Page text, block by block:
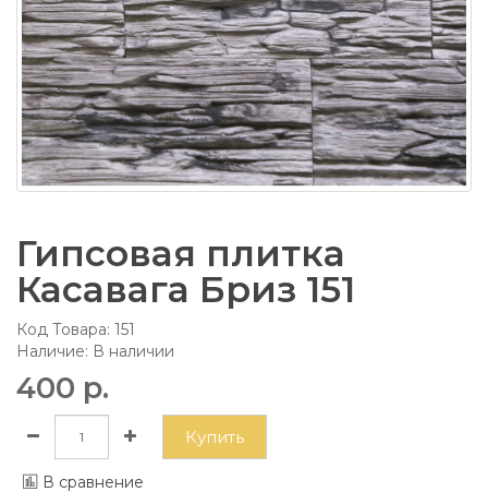
Гипсовая плитка
Касавага Бриз 151
Код Товара: 151
Наличие: В наличии
400 р.
Купить
В сравнение